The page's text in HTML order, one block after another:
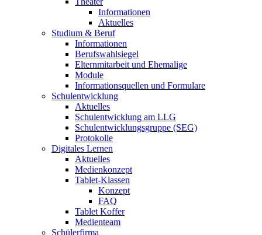
Informationen
Aktuelles
Studium & Beruf
Informationen
Berufswahlsiegel
Elternmitarbeit und Ehemalige
Module
Informationsquellen und Formulare
Schulentwicklung
Aktuelles
Schulentwicklung am LLG
Schulentwicklungsgruppe (SEG)
Protokolle
Digitales Lernen
Aktuelles
Medienkonzept
Tablet-Klassen
Konzept
FAQ
Tablet Koffer
Medienteam
Schülerfirma